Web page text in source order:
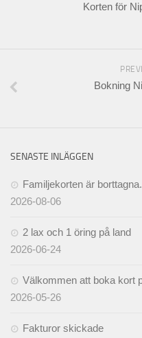
Korten för
Bokning
SENASTE INLÄGGEN
Familjekorten är borttagna.
2026-08-06
2 lax och 1 öring på land
2026-06-24
Välkommen att boka kort
2026-05-26
Fakturor skickade